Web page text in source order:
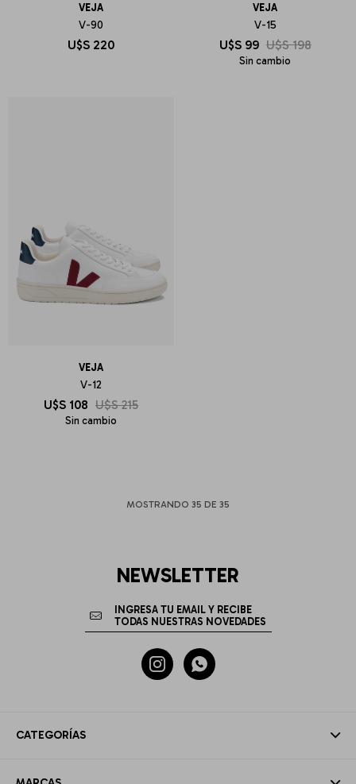
VEJA
V-90
U$S 220
VEJA
V-15
U$S 99 U$S 198
Sin cambio
VEJA
V-12
U$S 108 U$S 215
Sin cambio
MOSTRANDO 35 DE 35
CATEGORÍAS
NEWSLETTER
 